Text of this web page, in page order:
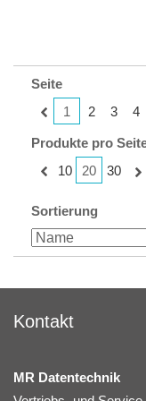
Seite
1
2 3 4
Produkte pro
10
20 30
Sortierung
Kontakt
MR Datentechnik